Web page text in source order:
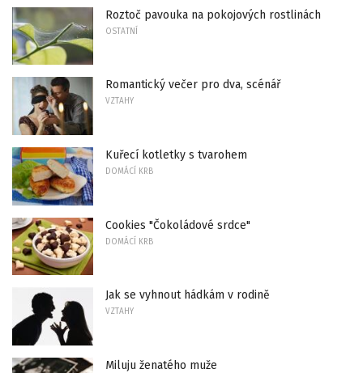
Roztoč pavouka na pokojových rostlinách
OSTATNÍ
Romantický večer pro dva, scénář
VZTAHY
Kuřecí kotletky s tvarohem
DOMÁCÍ KRB
Cookies "Čokoládové srdce"
DOMÁCÍ KRB
Jak se vyhnout hádkám v rodině
VZTAHY
Miluju ženatého muže